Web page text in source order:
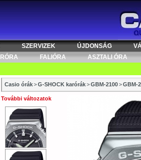
SZERVIZEK ÚJDONSÁG
FALIÓRA ASZTALI ÓRA
Casio órák>G-SHOCK karórák>GBM-2100>GBM-
További változatok